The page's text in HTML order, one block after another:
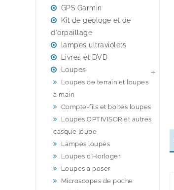
GPS Garmin
Kit de géologe et de
d'orpaillage
lampes ultraviolets
Livres et DVD
Loupes

Loupes de terrain et loupes
à main
Compte-fils et boites loupes
Loupes OPTIVISOR et autres
casque loupe
Lampes loupes
Loupes d'Horloger
Loupes a poser
Microscopes de poche